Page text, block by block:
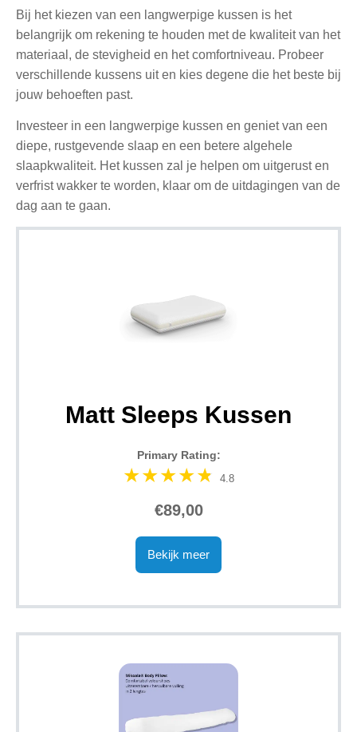
Bij het kiezen van een langwerpige kussen is het
belangrijk om rekening te houden met de kwaliteit van het
materiaal, de stevigheid en het comfortniveau. Probeer
verschillende kussens uit en kies degene die het beste bij
jouw behoeften past.
Investeer in een langwerpige kussen en geniet van een
diepe, rustgevende slaap en een betere algehele
slaapkwaliteit. Het kussen zal je helpen om uitgerust en
verfrist wakker te worden, klaar om de uitdagingen van de
dag aan te gaan.
Matt Sleeps Kussen
Primary Rating:
4.8
€89,00
Bekijk meer